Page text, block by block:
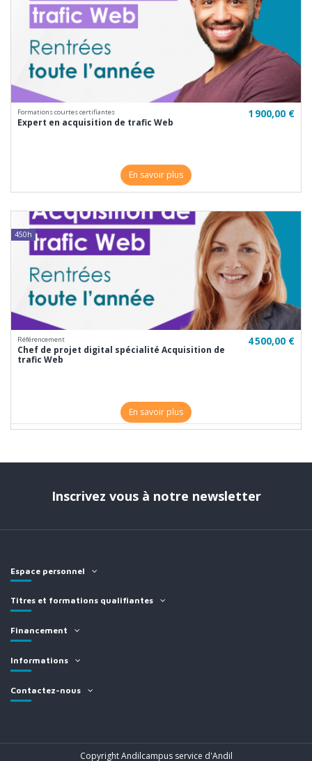
Formations courtes certifiantes
Expert en acquisition de trafic Web
1 900,00 €
En savoir plus
450h
Référencement
Chef de projet digital spécialité Acquisition de
trafic Web
4 500,00 €
En savoir plus
Inscrivez vous à notre newsletter
Espace personnel
Titres et formations qualifiantes
Financement
Informations
Contactez-nous
Copyright Andilcampus service d'Andil